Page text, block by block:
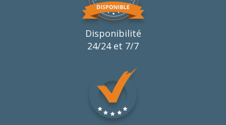
Disponibilité
24/24 et 7/7